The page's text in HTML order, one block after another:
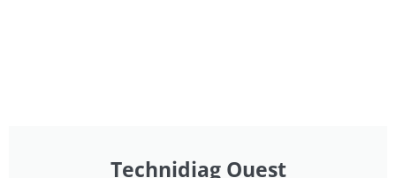
Technidiag Ouest